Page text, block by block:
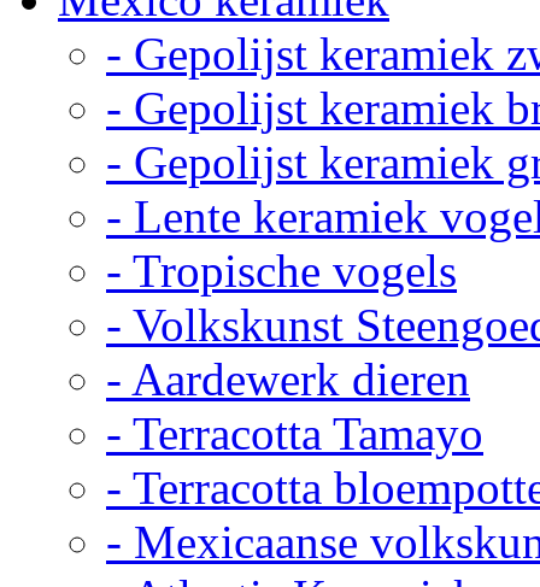
- Gepolijst keramiek
- Gepolijst keramiek
- Gepolijst keramiek
- Lente keramiek
- Tropische vogels
- Volkskunst
- Aardewerk dieren
- Terracotta Tamayo
- Terracotta
- Mexicaanse